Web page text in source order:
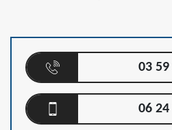
03 59
06 24